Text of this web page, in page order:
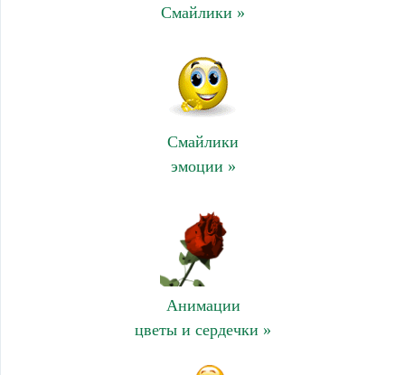
Смайлики »
Смайлики
эмоции »
Анимации
цветы и сердечки »